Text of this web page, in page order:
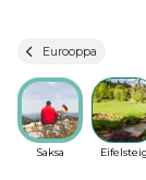
Eurooppa
Saksa Eifelsteig